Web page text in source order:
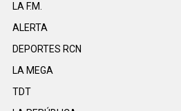
LA F.M.
ALERTA
DEPORTES RCN
LA MEGA
TDT